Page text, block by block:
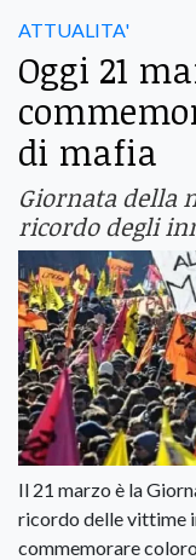
ATTUALITA'
Oggi 21
di mafia
Giornata della
ricordo degli
Il 21 marzo è la
ricordo delle vittime
commemorare